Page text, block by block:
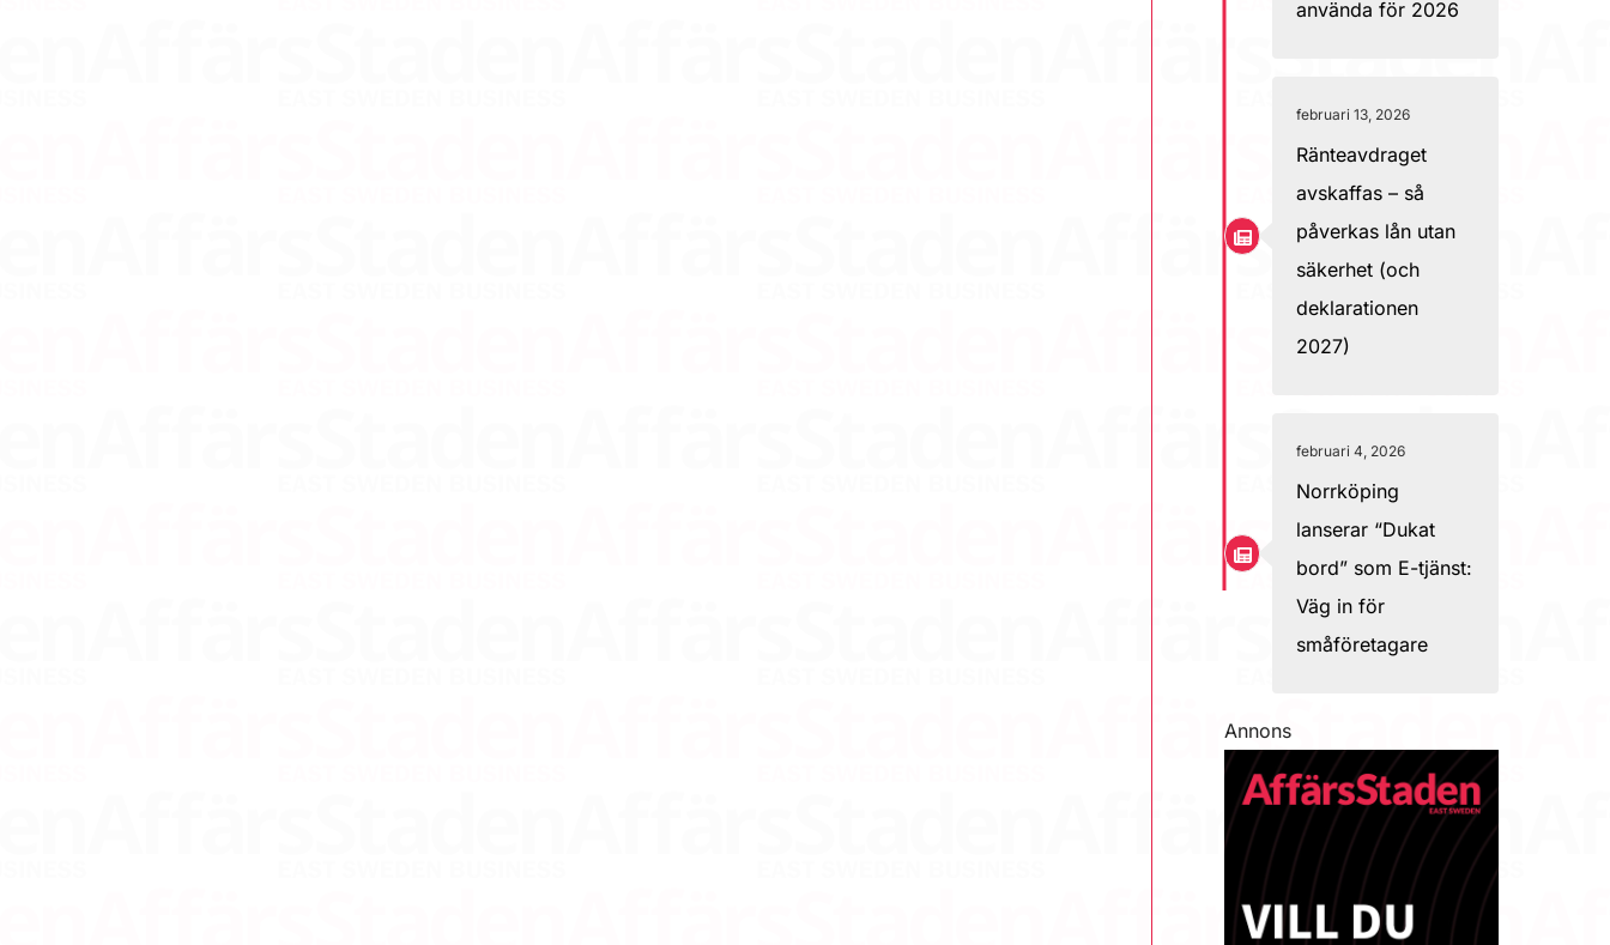
använda för 2026
februari 13, 2026
Ränteavdraget
avskaffas – så
påverkas lån utan
säkerhet (och
deklarationen
2027)
februari 4, 2026
Norrköping
lanserar “Dukat
bord” som E-tjänst:
Väg in för
småföretagare
Annons